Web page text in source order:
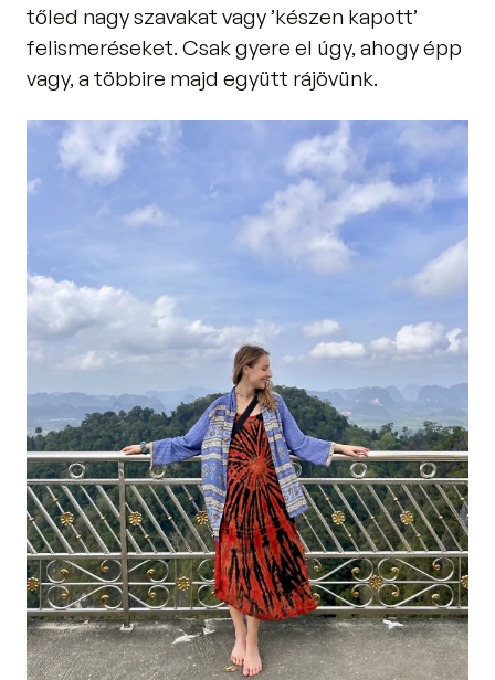
tőled nagy szavakat vagy ’készen kapott’
felismeréseket. Csak gyere el úgy, ahogy épp
vagy, a többire majd együtt rájövünk.